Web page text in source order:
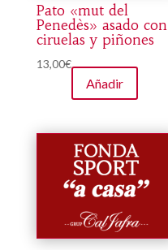
Pato «mut del
Penedès» asado con
ciruelas y piñones
13,00€
Añadir